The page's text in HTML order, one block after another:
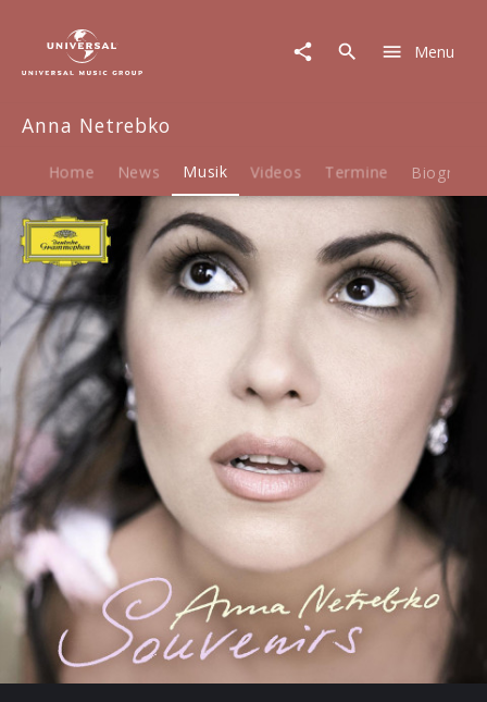
Netrebko
Musik
Souvenirs
Menu
Anna Netrebko
Home News Musik Videos Termine Biografie